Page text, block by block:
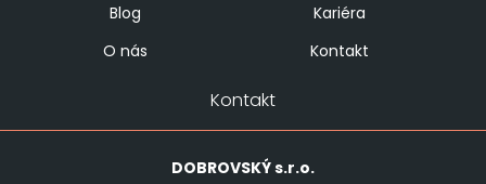
Blog
Kariéra
O nás
Kontakt
Kontakt
DOBROVSKÝs.r.o.